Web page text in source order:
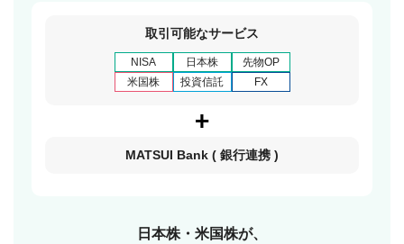
取引可能なサービス
NISA 日本株
先物OP
米国株
投資信託 FX
MATSUI Bank ( 銀行連携 )
日本株・米国株が、